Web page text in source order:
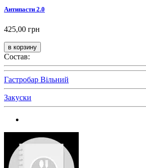
Антипасти 2.0
425,00 грн
Состав:
Гастробар Вільний
Закуски